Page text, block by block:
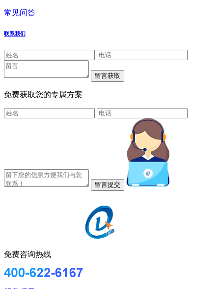
常见问答
联系我们
免费获取您的专属方案
免费咨询热线